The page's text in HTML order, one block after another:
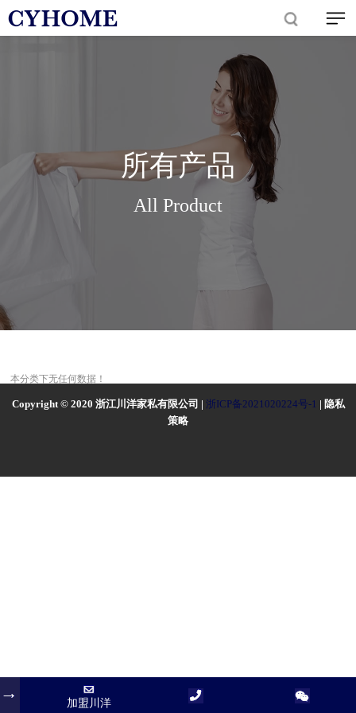
所有产品
All Product
本分类下无任何数据！
Copyright © 2020 浙江川洋家私有限公司 | 浙ICP备2021020224号-1 | 隐私
策略
加盟川洋
加盟川洋